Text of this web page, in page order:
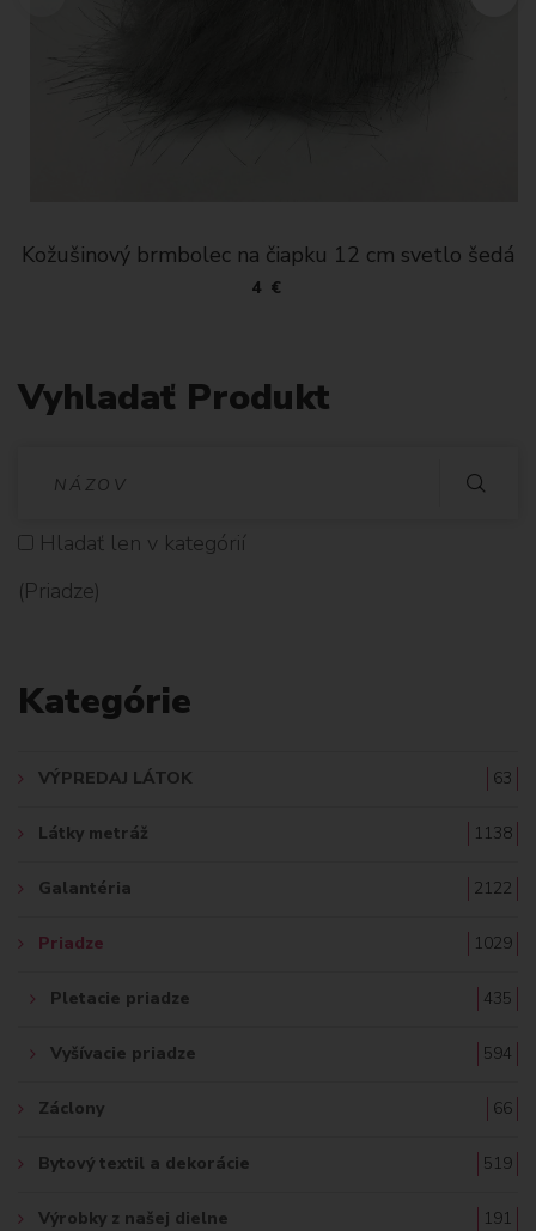
Kožušinový brmbolec na čiapku 12 cm svetlo šedá
4 €
Vyhladať Produkt
D
Hladať len v kategórií
(Priadze)
Kategórie
VÝPREDAJ LÁTOK 63
Látky metráž 1138
Galantéria 2122
Priadze 1029
Pletacie priadze 435
Vyšívacie priadze 594
Záclony 66
Bytový textil a dekorácie 519
Výrobky z našej dielne 191